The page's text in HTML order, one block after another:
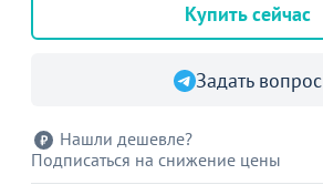
Купить сейчас
Задать вопрос
Нашли дешевле?
Подписаться на снижение цены